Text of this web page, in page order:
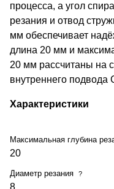
процесса, а угол
резания и отвод
мм обеспечивает
длина 20 мм и
20 мм рассчитаны на
внутреннего
Характеристики
Максимальная глубина
20
Диаметр резания ?
8